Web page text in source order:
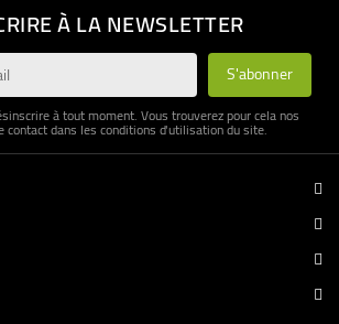
À LA NEWSLETTER
à tout moment. Vous trouverez pour cela nos
contact dans les conditions d'utilisation du site.